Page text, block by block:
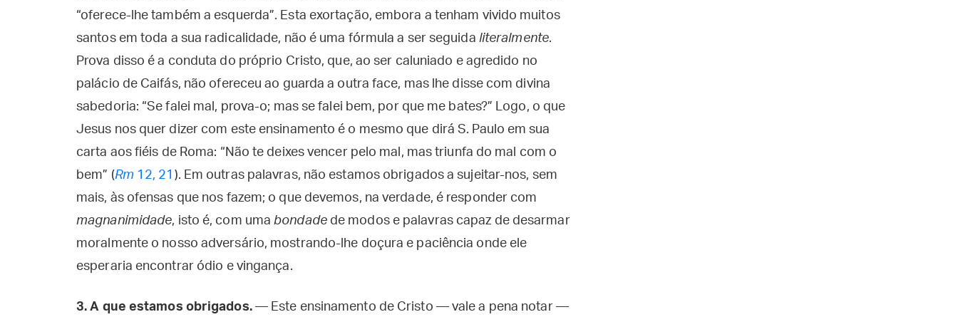
“oferece-lhe também a esquerda”. Esta exortação, embora a tenham vivido muitos
santos em toda a sua radicalidade, não é uma fórmula a ser seguida literalmente.
Prova disso é a conduta do próprio Cristo, que, ao ser caluniado e agredido no
palácio de Caifás, não ofereceu ao guarda a outra face, mas lhe disse com divina
sabedoria: “Se falei mal, prova-o; mas se falei bem, por que me bates?” Logo, o que
Jesus nos quer dizer com este ensinamento é o mesmo que dirá S. Paulo em sua
carta aos fiéis de Roma: “Não te deixes vencer pelo mal, mas triunfa do mal com o
bem” (Rm 12, 21 ). Em outras palavras, não estamos obrigados a sujeitar-nos, sem
mais, às ofensas que nos fazem; o que devemos, na verdade, é responder com
magnanimidade, isto é, com umabondadede modos e palavras capaz de desarmar
moralmente o nosso adversário, mostrando-lhe doçura e paciência onde ele
esperaria encontrar ódio e vingança.
3. A que estamos obrigados. — Este ensinamento de Cristo — vale a pena notar —